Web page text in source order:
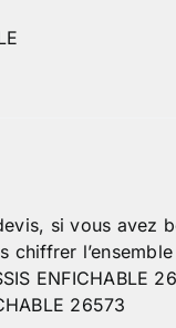
si vous avez
ENFICHABLE
26573